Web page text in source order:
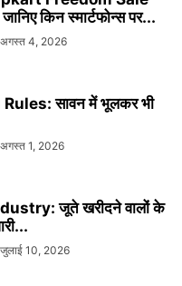
किन स्मार्टफोन्स पर...
अगस्त 4, 2026
सावन में भूलकर भी
अगस्त 1, 2026
जूते खरीदने वालों के
जुलाई 10, 2026